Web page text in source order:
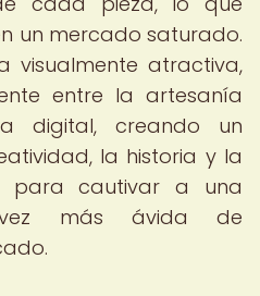
un mercado saturado.
visualmente atractiva,
entre la artesanía
digital, creando un
la historia y la
para cautivar a una
más ávida de